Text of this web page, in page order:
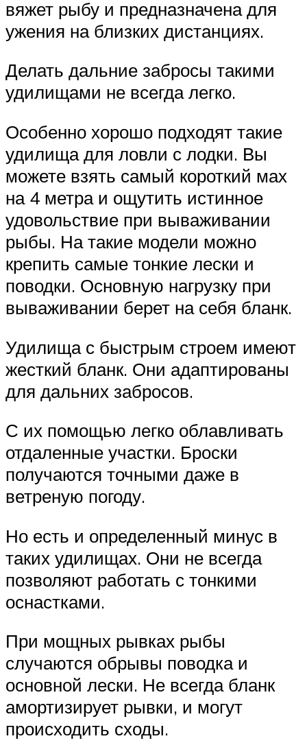
вяжет рыбу и предназначена для
ужения на близких дистанциях.
Делать дальние забросы такими
удилищами не всегда легко.
Особенно хорошо подходят такие
удилища для ловли с лодки. Вы
можете взять самый короткий мах
на 4 метра и ощутить истинное
удовольствие при вываживании
рыбы. На такие модели можно
крепить самые тонкие лески и
поводки. Основную нагрузку при
вываживании берет на себя бланк.
Удилища с быстрым строем имеют
жесткий бланк. Они адаптированы
для дальних забросов.
С их помощью легко облавливать
отдаленные участки. Броски
получаются точными даже в
ветреную погоду.
Но есть и определенный минус в
таких удилищах. Они не всегда
позволяют работать с тонкими
оснастками.
При мощных рывках рыбы
случаются обрывы поводка и
основной лески. Не всегда бланк
амортизирует рывки, и могут
происходить сходы.